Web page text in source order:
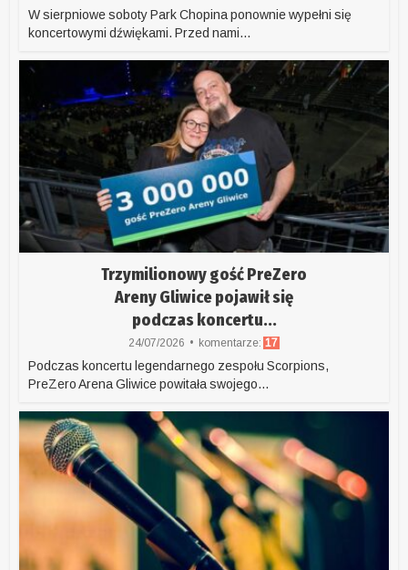
W sierpniowe soboty Park Chopina ponownie wypełni się
koncertowymi dźwiękami. Przed nami...
Trzymilionowy gość PreZero
Areny Gliwice pojawił się
podczas koncertu...
24/07/2026 komentarze: 17
Podczas koncertu legendarnego zespołu Scorpions,
PreZero Arena Gliwice powitała swojego...